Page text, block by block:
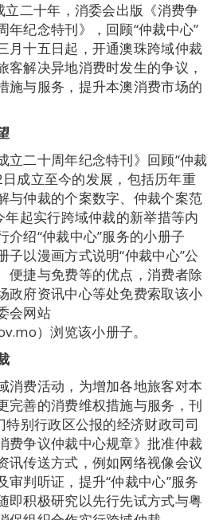
立二十年，消委会出版《消费争
年纪念特刊》，回顾“仲裁中心”
月十五日起，开通澳珠跨域仲裁
客解决异地消费时发生的争议，
施与服务，提升本澳消费市场的
立二十周年纪念特刊》回顾“仲裁
成立至今的发展，包括历年重
与仲裁的个案数字、仲裁个案范
年起实行跨域仲裁的新举措等内
介绍“仲裁中心”服务的小册子
子以漫画方式说明“仲裁中心”公
便捷与免费等的优点，消费者除
政府资讯中心等处免费索取该小
会网站
）浏览该小册子。
消费活动，为增加各地旅客对本
完善的消费维权措施与服务，刊
别行政区公报的经济财政司司
费争议仲裁中心规章》批准仲裁
讯传送方式，例如网络视像会议
审判听证，提升“仲裁中心”服务
即积极研究以先行先试方式与粤